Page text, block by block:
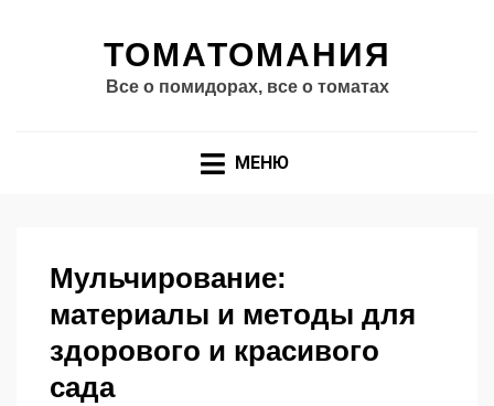
ТОМАТОМАНИЯ
Все о помидорах, все о томатах
МЕНЮ
Мульчирование:
материалы и методы для
здорового и красивого
сада